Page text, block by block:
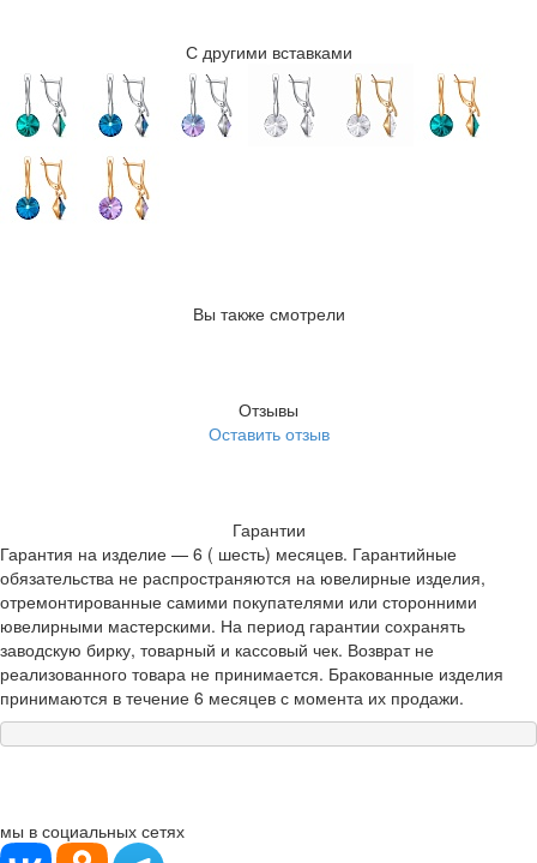
С другими вставками
Вы также смотрели
Отзывы
Оставить отзыв
Гарантии
Гарантия на изделие — 6 ( шесть) месяцев. Гарантийные
обязательства не распространяются на ювелирные изделия,
отремонтированные самими покупателями или сторонними
ювелирными мастерскими. На период гарантии сохранять
заводскую бирку, товарный и кассовый чек. Возврат не
реализованного товара не принимается. Бракованные изделия
принимаются в течение 6 месяцев с момента их продажи.
мы в социальных сетях